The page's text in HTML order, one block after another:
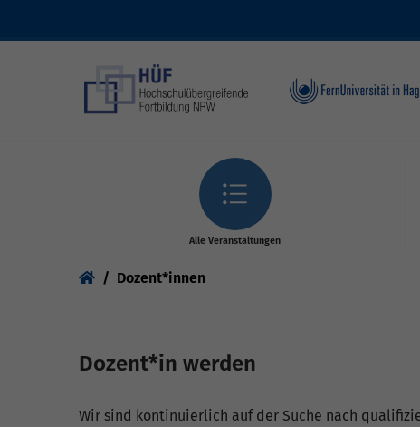
Alle Veranstaltungen
Dozent*innen
Dozent*in werden
Wir sind kontinuierlich auf der Suche nach